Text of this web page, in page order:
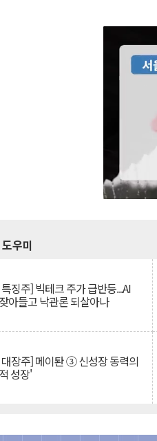
우미
징주] 빅테크 주가 급반등...AI
아들고 낙관론 되살아나
장주] 메이퇀 ③ 신성장 동력의
성장'